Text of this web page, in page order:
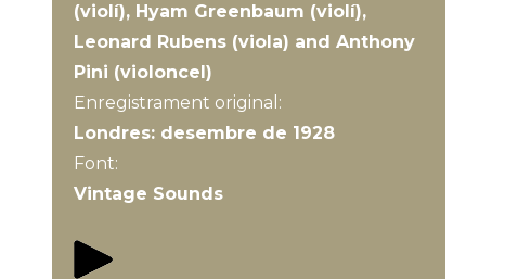
(violí), Hyam Greenbaum (violí),
Leonard Rubens (viola) and Anthony
Pini (violoncel)
Enregistrament original:
Londres: desembre de 1928
Font:
Vintage Sounds